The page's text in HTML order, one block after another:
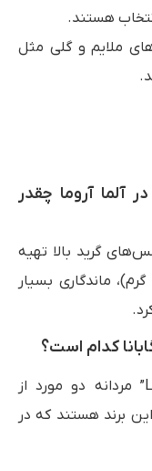
هستند.
ملایم و گلی مثل
آلما آروما چقدر
گرید بالا تهیه
ماندگاری بسیار
عطر “The One” مردانه و “Light Blue” مردانه دو مورد از
برند هستند که در